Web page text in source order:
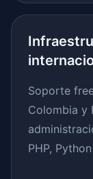
Soporte
Colombia y
PHP,